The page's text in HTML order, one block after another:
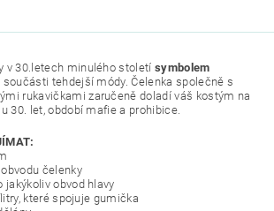
v 30.letech minulého století symbolem
tehdejší módy. Čelenka společně s
rukavičkami zaručeně doladí váš kostým na
30. let, období mafie a prohibice.
čelenky
jakýkoliv obvod hlavy
které spojuje gumička